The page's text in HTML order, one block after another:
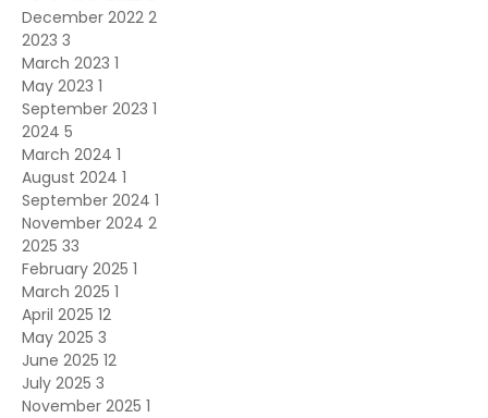
December 2022 2
2023 3
March 2023 1
May 2023 1
September 2023 1
2024 5
March 2024 1
August 2024 1
September 2024 1
November 2024 2
2025 33
February 2025 1
March 2025 1
April 2025 12
May 2025 3
June 2025 12
July 2025 3
November 2025 1